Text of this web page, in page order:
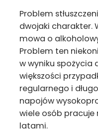
Problem
dwojaki charakter.
mowa o
Problem ten
w wyniku spożycia
większości
regularnego i
napojów
wiele osób pracuje
latami.